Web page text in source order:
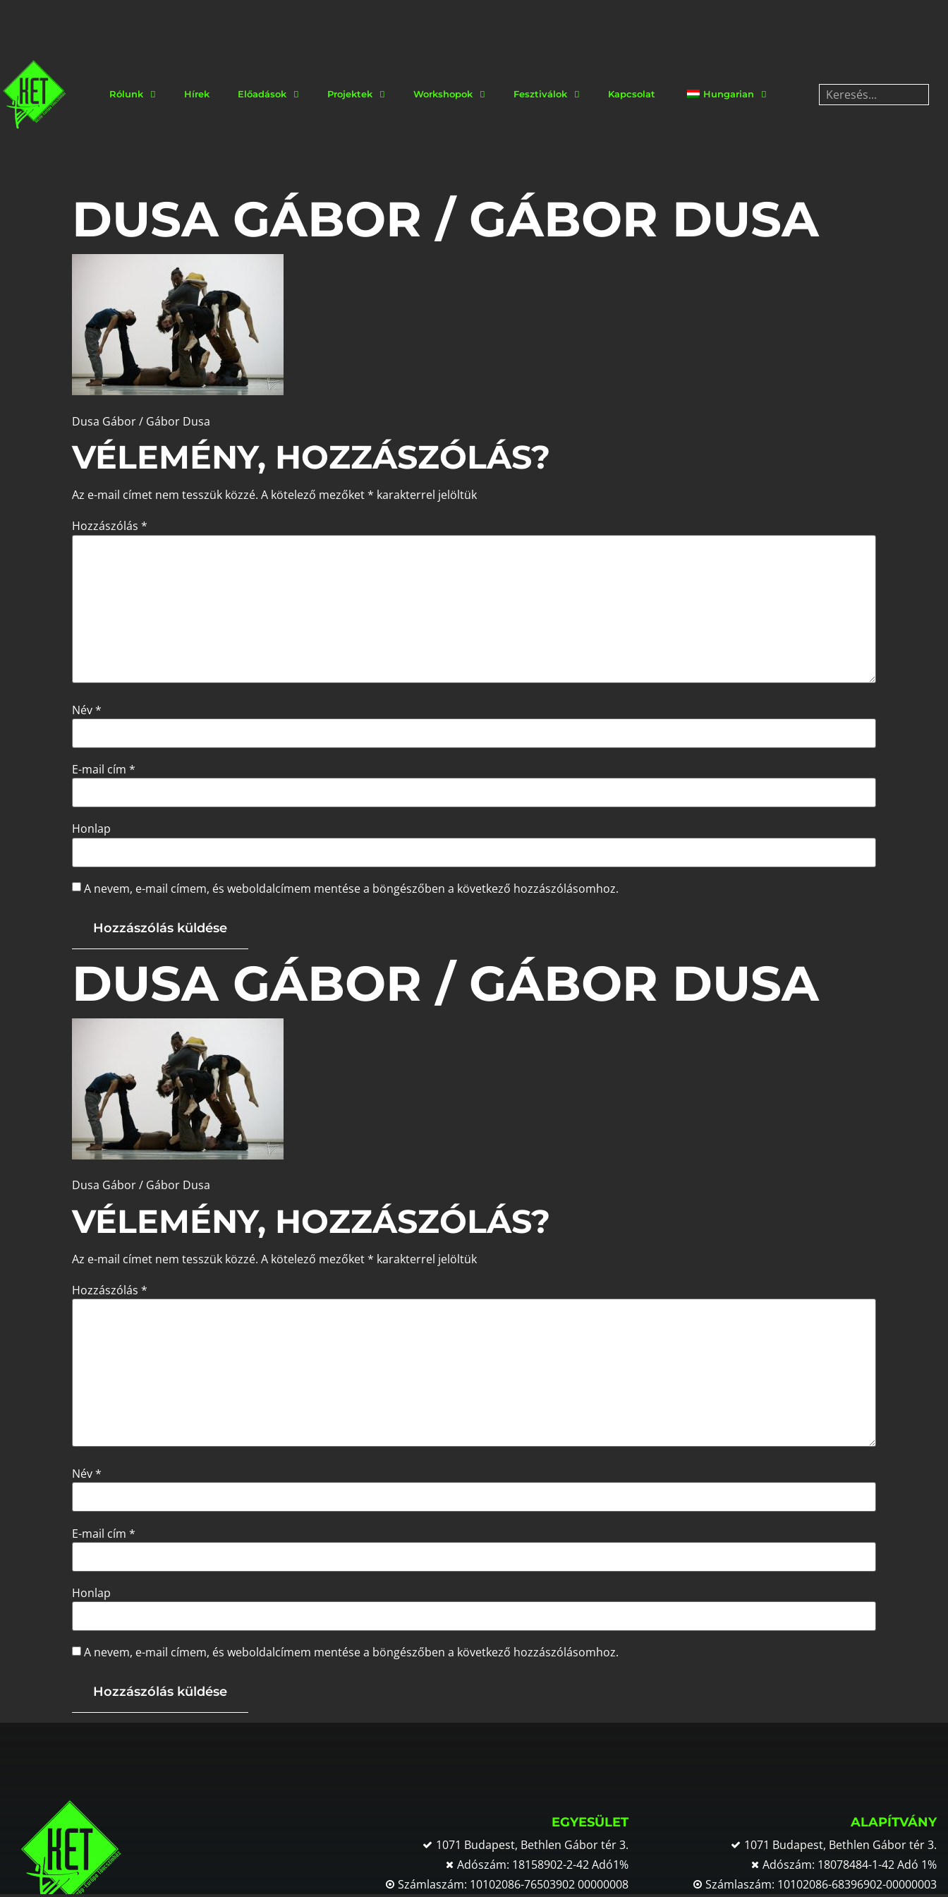
Rólunk Hírek Előadások Projektek Workshopok Fesztiválok Kapcsolat Hungarian
DUSA GÁBOR / GÁBOR DUSA
Dusa Gábor / Gábor Dusa
VÉLEMÉNY, HOZZÁSZÓLÁS?
Az e-mail címet nem tesszük közzé. A kötelező mezőket* karakterrel jelöltük
Hozzászólás *
Név*
E-mail cím *
Honlap
A nevem, e-mail címem, és weboldalcímem mentése a böngészőben a következő hozzászólásomhoz.
DUSA GÁBOR / GÁBOR DUSA
Dusa Gábor / Gábor Dusa
VÉLEMÉNY, HOZZÁSZÓLÁS?
Az e-mail címet nem tesszük közzé. A kötelező mezőket* karakterrel jelöltük
Hozzászólás *
Név*
E-mail cím *
Honlap
A nevem, e-mail címem, és weboldalcímem mentése a böngészőben a következő hozzászólásomhoz.
EGYESÜLET
1071 Budapest, Bethlen Gábor tér 3.
Adószám: 18158902-2-42 Adó1%
Számlaszám: 10102086-76503902 00000008
ALAPÍTVÁNY
1071 Budapest, Bethlen Gábor tér 3.
Adószám: 18078484-1-42 Adó 1%
Számlaszám: 10102086-68396902-00000003